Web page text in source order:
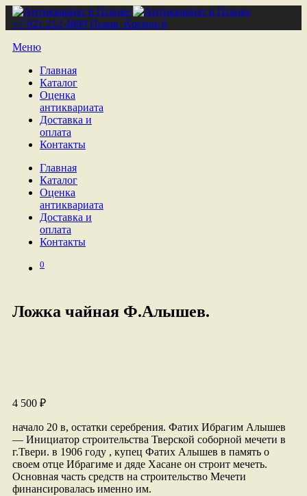
+7 921 212 4809 Псков, Кремль 6
Меню
Главная
Каталог
Оценка
антиквариата
Доставка и
оплата
Контакты
Главная
Каталог
Оценка
антиквариата
Доставка и
оплата
Контакты
0
Ложка чайная Ф.Алышев.
4 500 ₽
начало 20 в, остатки серебрения. Фатих Ибрагим Алышев
— Инициатор строительства Тверской соборной мечети в
г.Твери. в 1906 году , купец Фатих Алышев в память о
своем отце Ибрагиме и дяде Хасане он строит мечеть.
Основная часть средств на строительство Мечети
финансировалась именно им.